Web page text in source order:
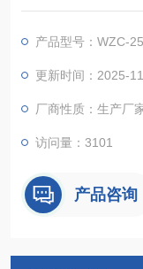
高压聚合釜，纳米合
等等实验室反应釜....
产品型号：WZC-
更新时间：2025-
厂商性质：生产厂
访问量：3101
产品咨询